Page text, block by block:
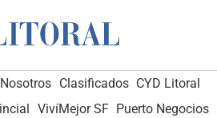
Clasificados CYD Litoral
VivíMejor SF Puerto Negocios